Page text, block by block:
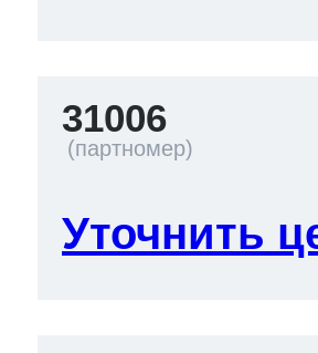
31006
Уточнить